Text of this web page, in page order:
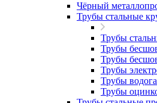
Чёрный
Трубы стальные
Трубы
Трубы
Трубы
Трубы
Трубы
Трубы